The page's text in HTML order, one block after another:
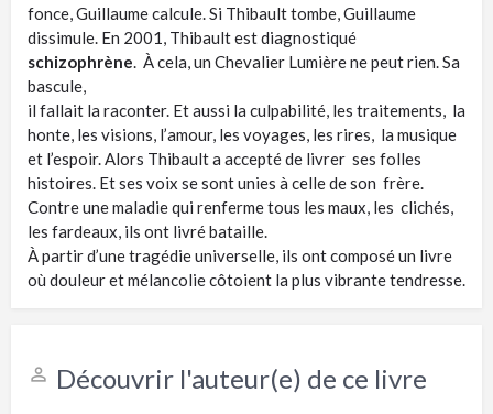
fonce, Guillaume calcule. Si Thibault tombe, Guillaume
dissimule. En 2001, Thibault est diagnostiqué
schizophrène . À cela, un Chevalier Lumière ne peut rien. Sa
bascule,
il fallait la raconter. Et aussi la culpabilité, les traitements, la
honte, les visions, l’amour, les voyages, les rires, la musique
et l’espoir. Alors Thibault a accepté de livrer ses folles
histoires. Et ses voix se sont unies à celle de son frère.
Contre une maladie qui renferme tous les maux, les clichés,
les fardeaux, ils ont livré bataille.
À partir d’une tragédie universelle, ils ont composé un livre
où douleur et mélancolie côtoient la plus vibrante tendresse.
Découvrir l'auteur(e) de ce livre